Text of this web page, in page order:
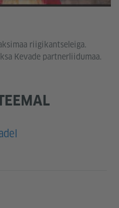
riigikantseleiga.
Kevade partnerliidumaa.